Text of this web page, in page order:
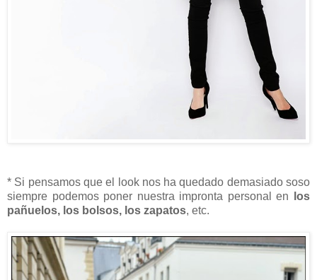
* Si pensamos que el look nos ha quedado demasiado soso
siempre podemos poner nuestra impronta personal en
los
pañuelos, los bolsos, los zapatos, etc.